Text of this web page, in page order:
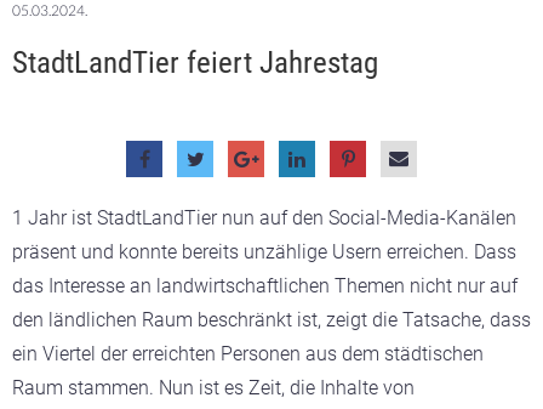
05.03.2024.
StadtLandTier feiert Jahrestag
1 Jahr ist StadtLandTier nun auf den Social-Media-Kanälen
präsent und konnte bereits unzählige Usern erreichen. Dass
das Interesse an landwirtschaftlichen Themen nicht nur auf
den ländlichen Raum beschränkt ist, zeigt die Tatsache, dass
ein Viertel der erreichten Personen aus dem städtischen
Raum stammen. Nun ist es Zeit, die Inhalte von